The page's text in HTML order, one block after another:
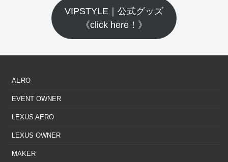
VIPSTYLE｜公式グッズ
《click here！》
AERO
EVENT OWNER
LEXUS AERO
LEXUS OWNER
MAKER